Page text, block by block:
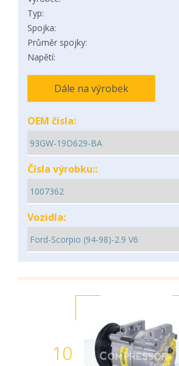
Typ:
Spojka:
Průměr spojky:
Napětí:
Dále na výrobek
OEM čísla:
Čísla výrobku::
Vozidla:
10